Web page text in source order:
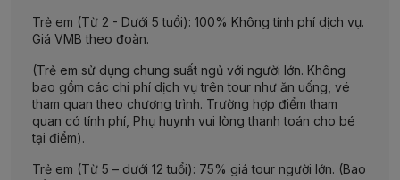
Trẻ em (Từ 2 - Dưới 5 tuổi): 100% Không tính phí dịch vụ.
Giá VMB theo đoàn.
(Trẻ em sử dụng chung suất ngủ với người lớn. Không
bao gồm các chi phí dịch vụ trên tour như ăn uống, vé
tham quan theo chương trình. Trường hợp điểm tham
quan có tính phí, Phụ huynh vui lòng thanh toán cho bé
tại điểm).
Trẻ em (Từ 5 – dưới 12 tuổi): 75% giá tour người lớn. (Bao